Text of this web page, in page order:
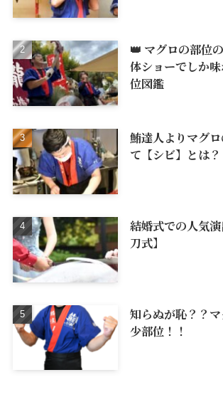
👑 マグロの部位
体ショーでしか
位図鑑
鮪達人よりマグ
て【シビ】とは？
結婚式での人気
刀式】
知らぬが恥？？
少部位！！